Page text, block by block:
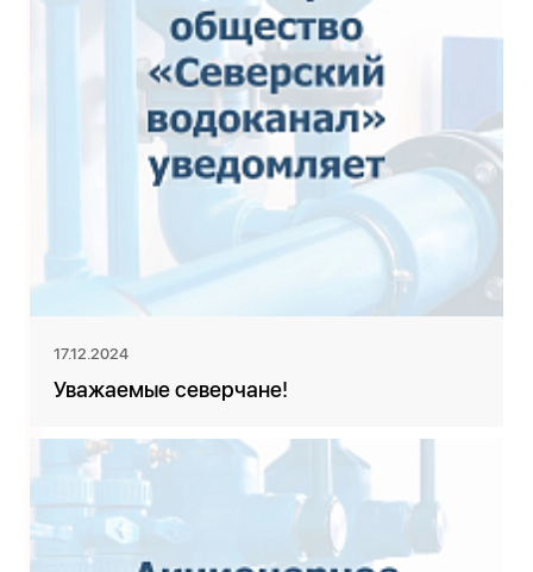
17.12.2024
Уважаемые северчане!